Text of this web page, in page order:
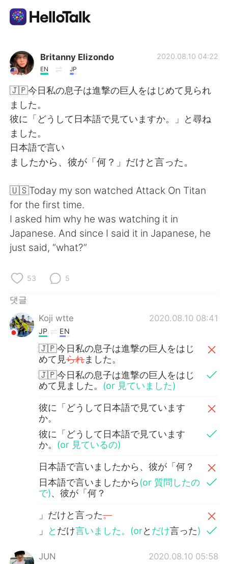
언어 교환 앱
AI Grammar Checker
한국어
English
العربية
Deutsch 日本語
Indonesia
Português
Britanny Elizondo
EN JP
2020.08.10 04:22
🇯🇵今日私の息子は進撃の巨人をはじめて見られ
ました。
彼に「どうして日本語で見ていますか。」と尋ね
ました。
日本語で言い
ましたから、彼が「何？」だけと言った。
🇺🇸Today my son watched Attack On Titan
for the first time.
I asked him why he was watching it in
Japanese. And since I said it in Japanese, he
just said, “what?”
53 5
댓글
Koji wtte
2020.08.10 08:41
JP EN
🇯🇵今日私の息子は進撃の巨人をはじ
めて見られました。
🇯🇵今日私の息子は進撃の巨人をはじ
めて見ました。 (or 見ていました)
彼に「どうして日本語で見ています
か。
彼に「どうして日本語で見ています
か。 (or 見ているの)
日本語で言いましたから、彼が「何？
日本語で言いましたから (or 質問したの
で)、彼が「何？
」だけと言った。
」
と だけ言いました。(orと だけ言った)
JUN 2020.08.10 05:58